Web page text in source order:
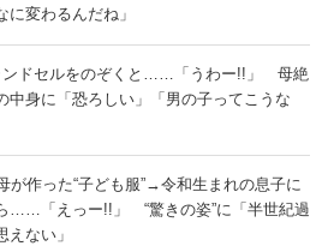
に変わるんだね」
ンドセルをのぞくと……「うわー!!」 母絶
中身に「恐ろしい」「男の子ってこうな
が作った“子ども服”→令和生まれの息子に
……「えっー!!」 “驚きの姿”に「半世紀過
えない」